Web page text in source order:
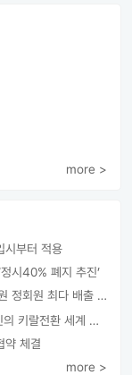
more >
부터 적용
시40% 폐지 추진’
고려대학교 의과대학, 4년 연속 대한민국의학한림원 정회원 최다 배출 外
연세대학교 신종식 교수팀, 인공효소를 이용한 아민의 키랄전환 세계 최초로 성공
약 체결
more >